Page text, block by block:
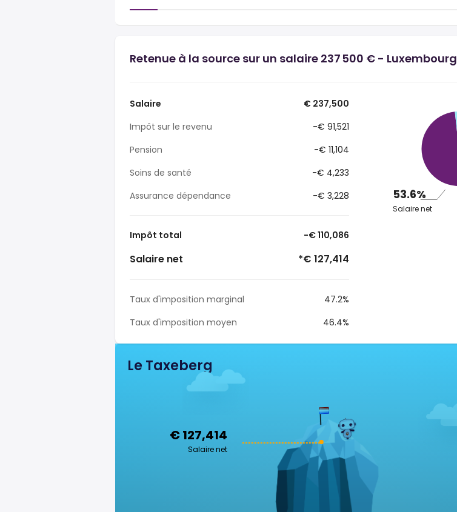
Retenue à la source sur un salaire 237 500 € - Luxembourg
Salaire
€ 237,500
Impôt sur le revenu
-€ 91,521
Pension
-€ 11,104
Soins de santé
-€ 4,233
Assurance dépendance
-€ 3,228
Impôt total -€ 110,086
Salaire net *€ 127,414
Taux d'imposition marginal
47.2%
Taux d'imposition moyen
46.4%
53.6%
Salaire net
Le Taxeberg
€ 127,414
Salaire net